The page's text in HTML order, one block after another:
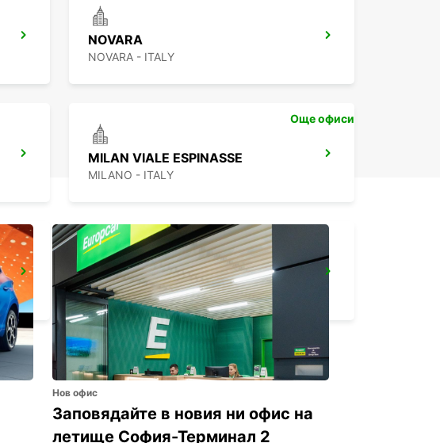
NOVARA
NOVARA - ITALY
MILAN VIALE ESPINASSE
MILANO - ITALY
MILAN VIA GALVANI
MILANO - ITALY
Още офиси
Нов офис
Заповядайте в новия ни офис на
летище София-Терминал 2